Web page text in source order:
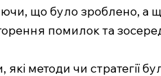
що було зроблено,
помилок та
методи чи стратегії